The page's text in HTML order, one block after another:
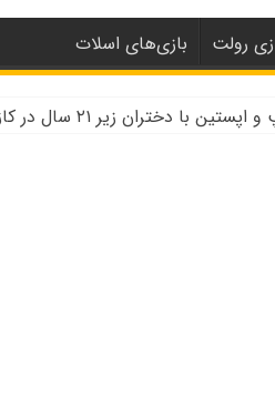
رولت بازی‌های اسلات
با دختران زیر ۲۱ سال در کازینو